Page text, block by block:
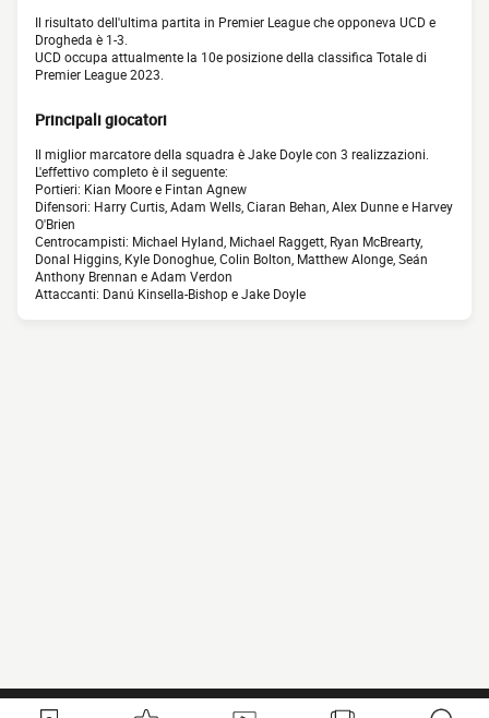
Il risultato dell'ultima partita in Premier League che opponeva UCD e
Drogheda è 1-3.
UCD occupa attualmente la 10e posizione della classifica Totale di
Premier League 2023.
Principali giocatori
Il miglior marcatore della squadra è Jake Doyle con 3 realizzazioni.
L'effettivo completo è il seguente:
Portieri: Kian Moore e Fintan Agnew
Difensori: Harry Curtis, Adam Wells, Ciaran Behan, Alex Dunne e Harvey
O'Brien
Centrocampisti: Michael Hyland, Michael Raggett, Ryan McBrearty,
Donal Higgins, Kyle Donoghue, Colin Bolton, Matthew Alonge, Seán
Anthony Brennan e Adam Verdon
Attaccanti: Danú Kinsella-Bishop e Jake Doyle